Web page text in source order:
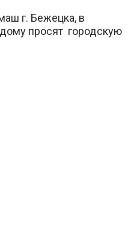
г. Бежецка, в
просят городскую